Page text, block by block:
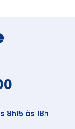
às 18h